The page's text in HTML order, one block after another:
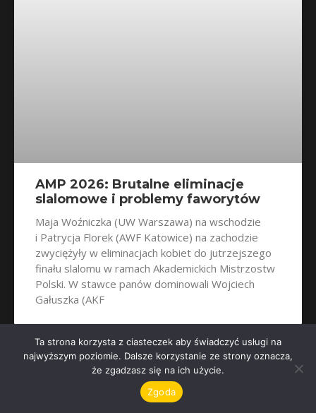
AMP 2026: Brutalne eliminacje
slalomowe i problemy faworytów
Maja Woźniczka (UW Warszawa) na wschodzie
i Patrycja Florek (AWF Katowice) na zachodzie
zwyciężyły w eliminacjach kobiet do jutrzejszego
finału slalomu w ramach Akademickich Mistrzostw
Polski. W stawce panów dominowali Wojciech
Gałuszka (AKF
Ta strona korzysta z ciasteczek aby świadczyć usługi na
najwyższym poziomie. Dalsze korzystanie ze strony oznacza,
że zgadzasz się na ich użycie.
Zgoda